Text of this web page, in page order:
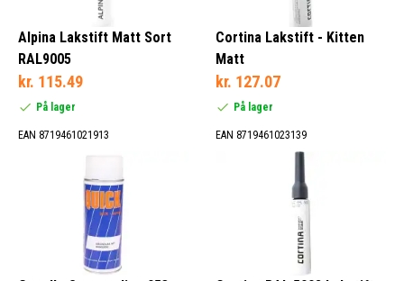
Alpina Lakstift Matt Sort
RAL9005
kr. 115.49
På lager
EAN 8719461021913
Cortina Lakstift - Kitten
Matt
kr. 127.07
På lager
EAN 8719461023139